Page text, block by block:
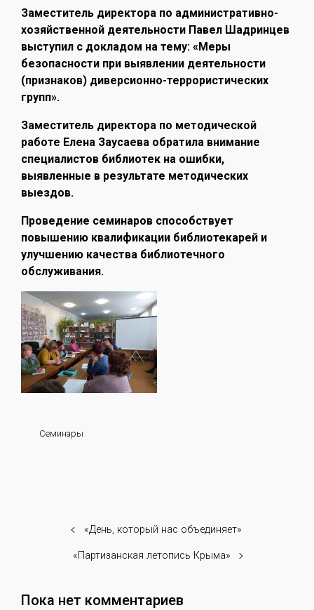
Заместитель директора по административно-
хозяйственной деятельности Павел Шадринцев
выступил с докладом на тему: «Меры
безопасности при выявлении деятельности
(признаков) диверсионно-террористических
групп».
Заместитель директора по методической
работе Елена Заусаева обратила внимание
специалистов библиотек на ошибки,
выявленные в результате методических
выездов.
Проведение семинаров способствует
повышению квалификации библиотекарей и
улучшению качества библиотечного
обслуживания.
Семинары
«День, который нас объединяет»
«Партизанская летопись Крыма»
Пока нет комментариев